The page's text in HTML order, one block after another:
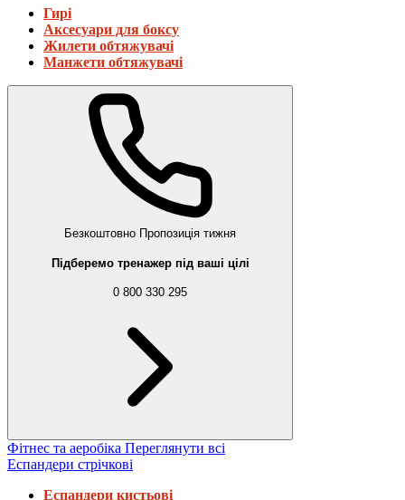
Гирі
Аксесуари для боксу
Жилети обтяжувачі
Манжети обтяжувачі
Безкоштовно Пропозиція тижня
Підберемо тренажер під ваші цілі
0 800 330 295
Фітнес та аеробіка Переглянути всі
Еспандери стрічкові
Еспандери кистьові